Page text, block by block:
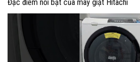
Đặc điểm nổi bật của máy giặt Hitachi